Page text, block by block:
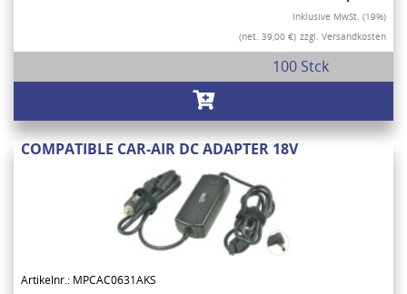
Inklusive MwSt. (19%)
(net. 39,00 €) zzgl. Versandkosten
100 Stck
COMPATIBLE CAR-AIR DC ADAPTER 18V
Artikelnr.: MPCAC0631AKS